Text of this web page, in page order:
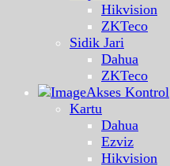
Hikvision
ZKTeco
Sidik Jari
Dahua
ZKTeco
Akses Kontrol
Kartu
Dahua
Ezviz
Hikvision